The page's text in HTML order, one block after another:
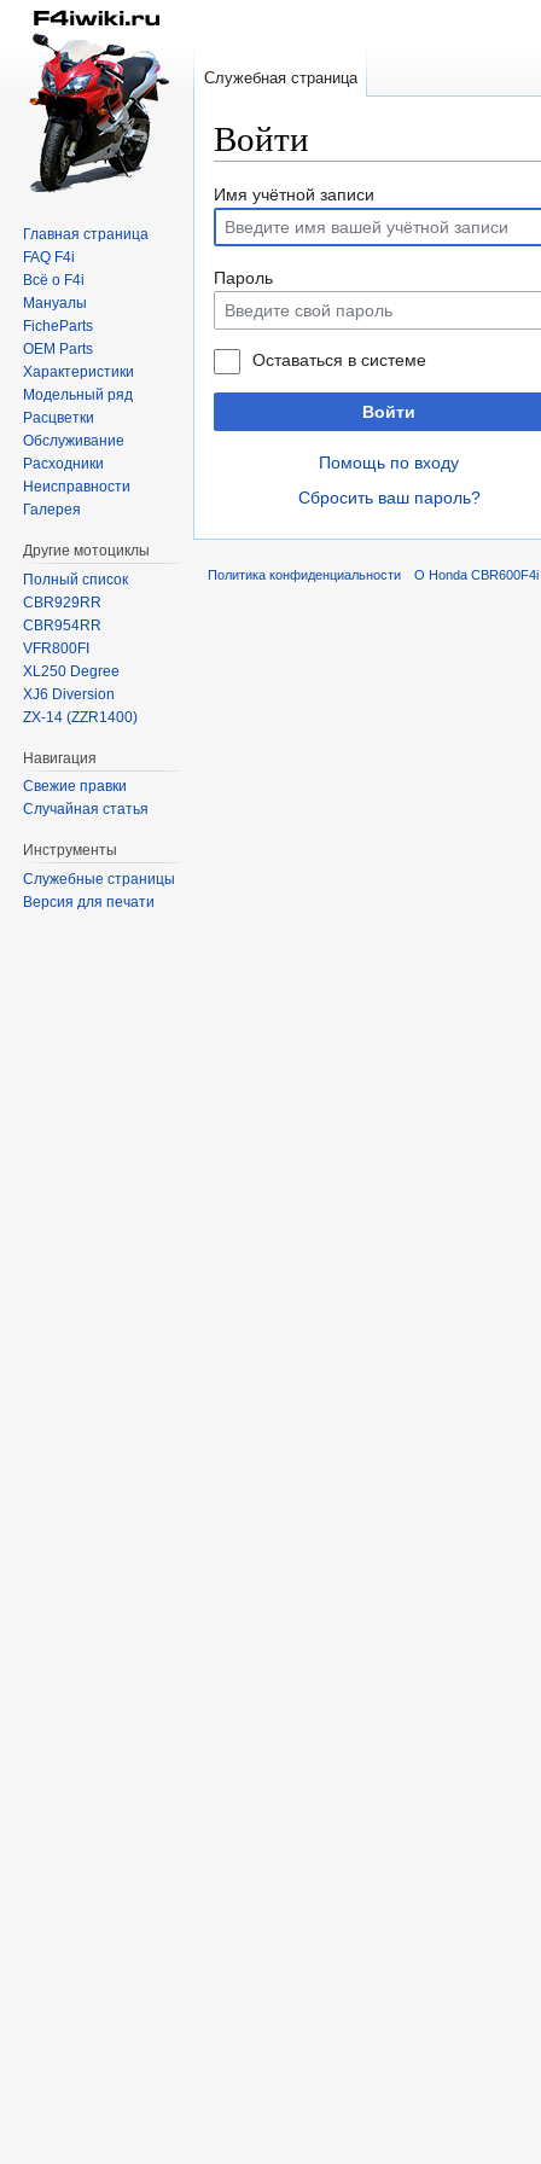
Войти
Перейти
навигации
Перейти
поиску
Имя учётной записи
Пароль
Оставаться в системе
Войти
Помощь по входу
Сбросить ваш пароль?
Служебная страница
Главная страница
FAQ F4i
Всё о F4i
Мануалы
FicheParts
OEM Parts
Характеристики
Модельный ряд
Расцветки
Обслуживание
Расходники
Неисправности
Галерея
Другие мотоциклы
Полный список
CBR929RR
CBR954RR
VFR800FI
XL250 Degree
XJ6 Diversion
ZX-14 (ZZR1400)
Навигация
Свежие правки
Случайная статья
Инструменты
Служебные страницы
Версия для печати
Политика конфиденциальности О Honda CBR600F4i